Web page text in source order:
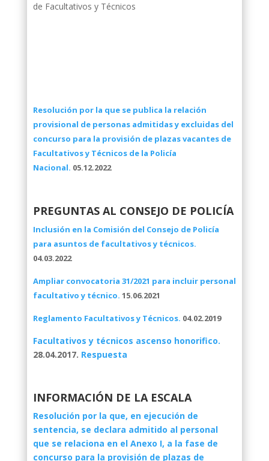
de Facultativos y Técnicos
Resolución por la que se publica la relación
provisional de personas admitidas y excluidas del
concurso para la provisión de plazas vacantes de
Facultativos y Técnicos de la Policía
Nacional. 05.12.2022
PREGUNTAS AL CONSEJO DE POLICÍA
Inclusión en la Comisión del Consejo de Policía
para asuntos de facultativos y técnicos.
04.03.2022
Ampliar convocatoria 31/2021 para incluir personal
facultativo y técnico. 15.06.2021
Reglamento Facultativos y Técnicos. 04.02.2019
Facultativos y técnicos ascenso honorifico.
28.04.2017. Respuesta
INFORMACIÓN DE LA ESCALA
Resolución por la que, en ejecución de
sentencia, se declara admitido al personal
que se relaciona en el Anexo I, a la fase de
concurso para la provisión de plazas de